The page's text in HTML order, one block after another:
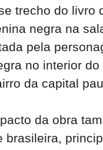
trecho do
negra na
pela
no interior
da capital
da obra
brasileira,